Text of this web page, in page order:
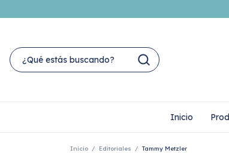
Inicio
Inicio / Editoriales / Tammy Metzler